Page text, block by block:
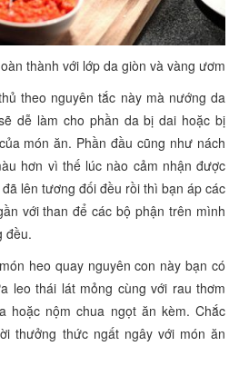
thành với lớp da giòn và vàng ươm
theo nguyên tắc này mà nướng da
dễ làm cho phần da bị dai hoặc bị
món ăn. Phần đầu cũng như nách
hơn vì thế lúc nào cảm nhận được
lên tương đối đều rồi thì bạn áp các
với than để các bộ phận trên mình
đều.
heo quay nguyên con này bạn có
leo thái lát mỏng cùng với rau thơm
hoặc nộm chua ngọt ăn kèm. Chắc
thưởng thức ngất ngây với món ăn